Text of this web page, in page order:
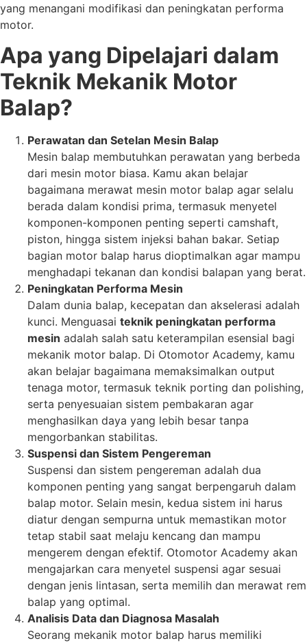
yang menangani modifikasi dan peningkatan performa
motor.
Apa yang Dipelajari dalam
Teknik Mekanik Motor
Balap?
Perawatan dan Setelan Mesin Balap
Mesin balap membutuhkan perawatan yang berbeda
dari mesin motor biasa. Kamu akan belajar
bagaimana merawat mesin motor balap agar selalu
berada dalam kondisi prima, termasuk menyetel
komponen-komponen penting seperti camshaft,
piston, hingga sistem injeksi bahan bakar. Setiap
bagian motor balap harus dioptimalkan agar mampu
menghadapi tekanan dan kondisi balapan yang berat.
Peningkatan Performa Mesin
Dalam dunia balap, kecepatan dan akselerasi adalah
kunci. Menguasai teknik peningkatan performa
mesin adalah salah satu keterampilan esensial bagi
mekanik motor balap. Di Otomotor Academy, kamu
akan belajar bagaimana memaksimalkan output
tenaga motor, termasuk teknik porting dan polishing,
serta penyesuaian sistem pembakaran agar
menghasilkan daya yang lebih besar tanpa
mengorbankan stabilitas.
Suspensi dan Sistem Pengereman
Suspensi dan sistem pengereman adalah dua
komponen penting yang sangat berpengaruh dalam
balap motor. Selain mesin, kedua sistem ini harus
diatur dengan sempurna untuk memastikan motor
tetap stabil saat melaju kencang dan mampu
mengerem dengan efektif. Otomotor Academy akan
mengajarkan cara menyetel suspensi agar sesuai
dengan jenis lintasan, serta memilih dan merawat rem
balap yang optimal.
Analisis Data dan Diagnosa Masalah
Seorang mekanik motor balap harus memiliki